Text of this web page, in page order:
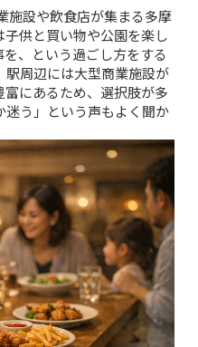
施設や飲食店が集まる多摩
供と買い物や公園を楽し
、という過ごし方をする
周辺には大型商業施設が
にあるため、選択肢が多
迷う」という声もよく聞か